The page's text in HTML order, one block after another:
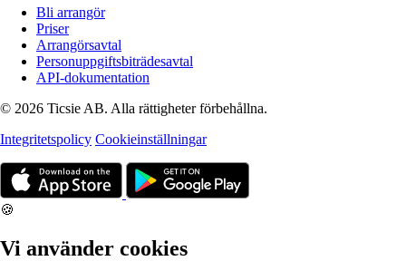
Bli arrangör
Priser
Arrangörsavtal
Personuppgiftsbiträdesavtal
API-dokumentation
© 2026 Ticsie AB. Alla rättigheter förbehållna.
Integritetspolicy Cookieinställningar
🍪
Vi använder cookies